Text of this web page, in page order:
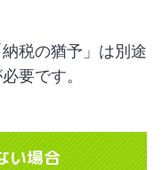
税の猶予」は別途
要です。
い場合